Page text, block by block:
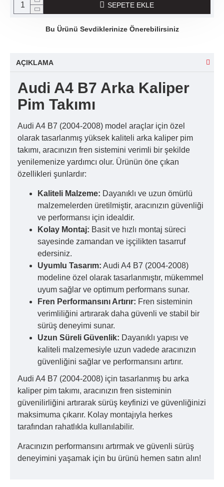
SEPETE EKLE
Bu Ürünü Sevdiklerinize Önerebilirsiniz
AÇIKLAMA
Audi A4 B7 Arka Kaliper
Pim Takımı
Audi A4 B7 (2004-2008) model araçlar için özel
olarak tasarlanmış yüksek kaliteli arka kaliper pim
takımı, aracınızın fren sistemini verimli bir şekilde
yenilemenize yardımcı olur. Ürünün öne çıkan
özellikleri şunlardır:
Kaliteli Malzeme: Dayanıklı ve uzun ömürlü
malzemelerden üretilmiştir, aracınızın güvenliği
ve performansı için idealdir.
Kolay Montaj: Basit ve hızlı montaj süreci
sayesinde zamandan ve işçilikten tasarruf
edersiniz.
Uyumlu Tasarım: Audi A4 B7 (2004-2008)
modeline özel olarak tasarlanmıştır, mükemmel
uyum sağlar ve optimum performans sunar.
Fren Performansını Artırır: Fren sisteminin
verimliliğini artırarak daha güvenli ve stabil bir
sürüş deneyimi sunar.
Uzun Süreli Güvenlik: Dayanıklı yapısı ve
kaliteli malzemesiyle uzun vadede aracınızın
güvenliğini sağlar ve performansını artırır.
Audi A4 B7 (2004-2008) için tasarlanmış bu arka
kaliper pim takımı, aracınızın fren sisteminin
güvenilirliğini artırarak sürüş keyfinizi ve güvenliğinizi
maksimuma çıkarır. Kolay montajıyla herkes
tarafından rahatlıkla kullanılabilir.
Aracınızın performansını artırmak ve güvenli sürüş
deneyimini yaşamak için bu ürünü hemen satın alın!